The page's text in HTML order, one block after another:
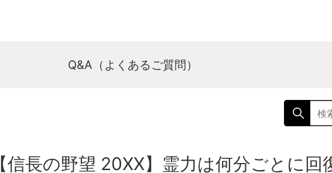
Q&A（よくあるご質問）
【信長の野望 20XX】霊力は何分ごとに回